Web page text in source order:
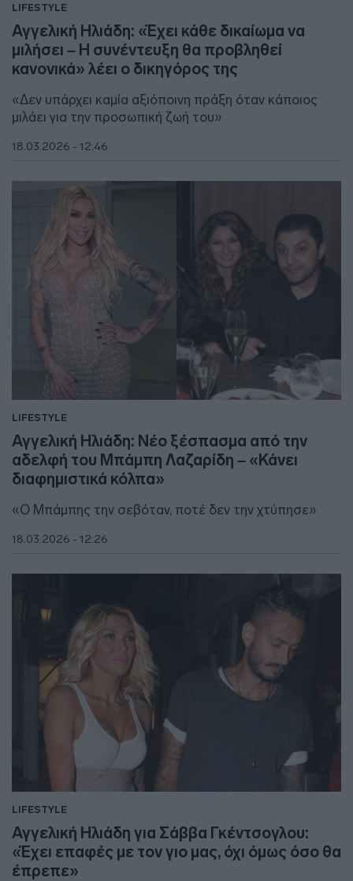
LIFESTYLE
Αγγελική Ηλιάδη: «Έχει κάθε δικαίωμα να
μιλήσει – Η συνέντευξη θα προβληθεί
κανονικά» λέει ο δικηγόρος της
«Δεν υπάρχει καμία αξιόποινη πράξη όταν κάποιος
μιλάει για την προσωπική ζωή του»
18.03.2026 - 12:46
LIFESTYLE
Αγγελική Ηλιάδη: Νέο ξέσπασμα από την
αδελφή του Μπάμπη Λαζαρίδη – «Κάνει
διαφημιστικά κόλπα»
«Ο Μπάμπης την σεβόταν, ποτέ δεν την χτύπησε»
18.03.2026 - 12:26
LIFESTYLE
Αγγελική Ηλιάδη για Σάββα Γκέντσογλου:
«Έχει επαφές με τον γιο μας, όχι όμως όσο θα
έπρεπε»